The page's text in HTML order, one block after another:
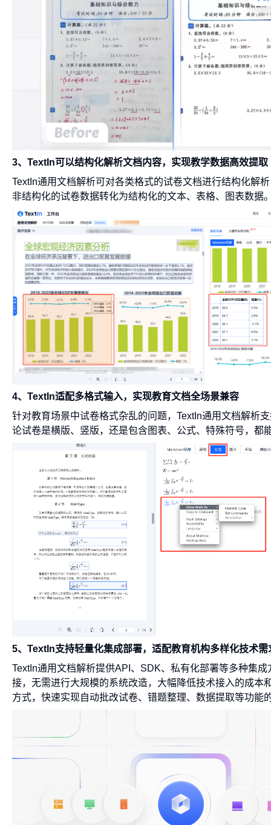
3、TextIn可以结构化解析文档内容，实现教学数据高效提取
TextIn通用文档解析可对各类格式的试卷文档进行结构化解
非结构化的试卷数据转化为结构化的文本、表格、图表数据
4、TextIn适配多格式输入，实现教育文档全场景兼容
针对教育场景中试卷格式杂乱的问题，TextIn通用文档解析
论试卷是横版、竖版，还是包含图表、公式、特殊符号，都
5、TextIn支持轻量化集成部署，适配教育机构多样化技术需
TextIn通用文档解析提供API、SDK、私有化部署等多种集
接，无需进行大规模的系统改造，大幅降低技术接入的成
方式，快速实现自动批改试卷、错题整理、数据提取等功能